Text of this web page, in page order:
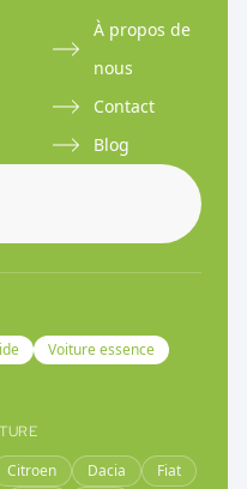
À propos de
nous
Contact
Blog
Voiture essence
Citroen Dacia Fiat